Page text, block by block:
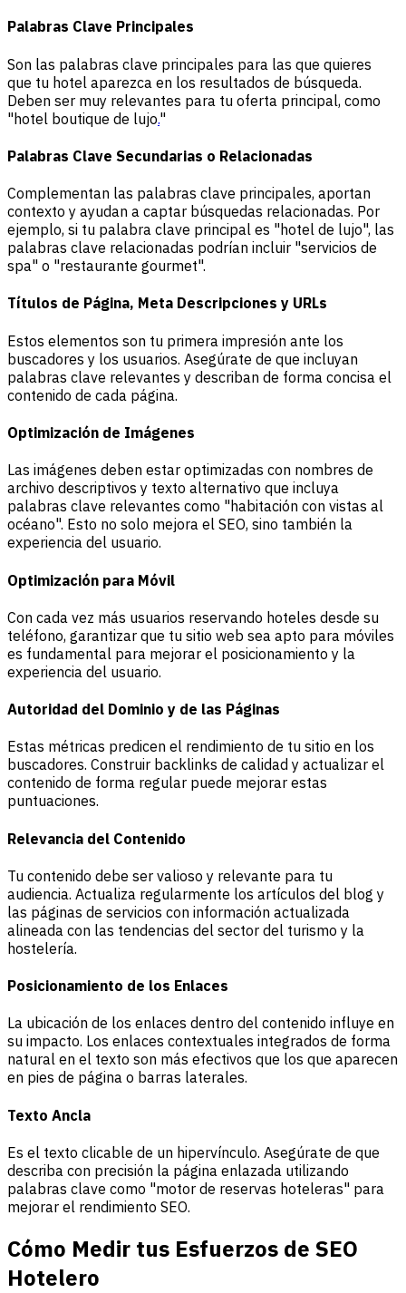
Palabras Clave Principales
Son las palabras clave principales para las que quieres
que tu hotel aparezca en los resultados de búsqueda.
Deben ser muy relevantes para tu oferta principal, como
"hotel boutique de lujo."
Palabras Clave Secundarias o Relacionadas
Complementan las palabras clave principales, aportan
contexto y ayudan a captar búsquedas relacionadas. Por
ejemplo, si tu palabra clave principal es "hotel de lujo", las
palabras clave relacionadas podrían incluir "servicios de
spa" o "restaurante gourmet".
Títulos de Página, Meta Descripciones y URLs
Estos elementos son tu primera impresión ante los
buscadores y los usuarios. Asegúrate de que incluyan
palabras clave relevantes y describan de forma concisa el
contenido de cada página.
Optimización de Imágenes
Las imágenes deben estar optimizadas con nombres de
archivo descriptivos y texto alternativo que incluya
palabras clave relevantes como "habitación con vistas al
océano". Esto no solo mejora el SEO, sino también la
experiencia del usuario.
Optimización para Móvil
Con cada vez más usuarios reservando hoteles desde su
teléfono, garantizar que tu sitio web sea apto para móviles
es fundamental para mejorar el posicionamiento y la
experiencia del usuario.
Autoridad del Dominio y de las Páginas
Estas métricas predicen el rendimiento de tu sitio en los
buscadores. Construir backlinks de calidad y actualizar el
contenido de forma regular puede mejorar estas
puntuaciones.
Relevancia del Contenido
Tu contenido debe ser valioso y relevante para tu
audiencia. Actualiza regularmente los artículos del blog y
las páginas de servicios con información actualizada
alineada con las tendencias del sector del turismo y la
hostelería.
Posicionamiento de los Enlaces
La ubicación de los enlaces dentro del contenido influye en
su impacto. Los enlaces contextuales integrados de forma
natural en el texto son más efectivos que los que aparecen
en pies de página o barras laterales.
Texto Ancla
Es el texto clicable de un hipervínculo. Asegúrate de que
describa con precisión la página enlazada utilizando
palabras clave como "motor de reservas hoteleras" para
mejorar el rendimiento SEO.
Cómo Medir tus Esfuerzos de SEO
Hotelero